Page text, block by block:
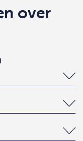
over